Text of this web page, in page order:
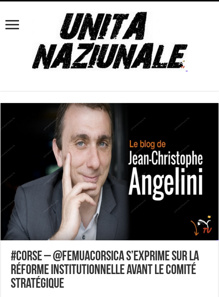
#Corse – @FemuACorsica s’exprime sur la
réforme institutionnelle avant le comité
stratégique